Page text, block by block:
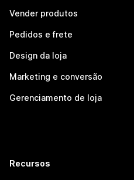
Vender produtos
Pedidos e frete
Design da loja
Marketing e conversão
Gerenciamento de loja
Recursos